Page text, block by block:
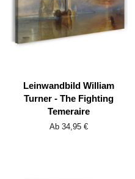
Leinwandbild William
Turner - The Fighting
Temeraire
Ab 34,95 €